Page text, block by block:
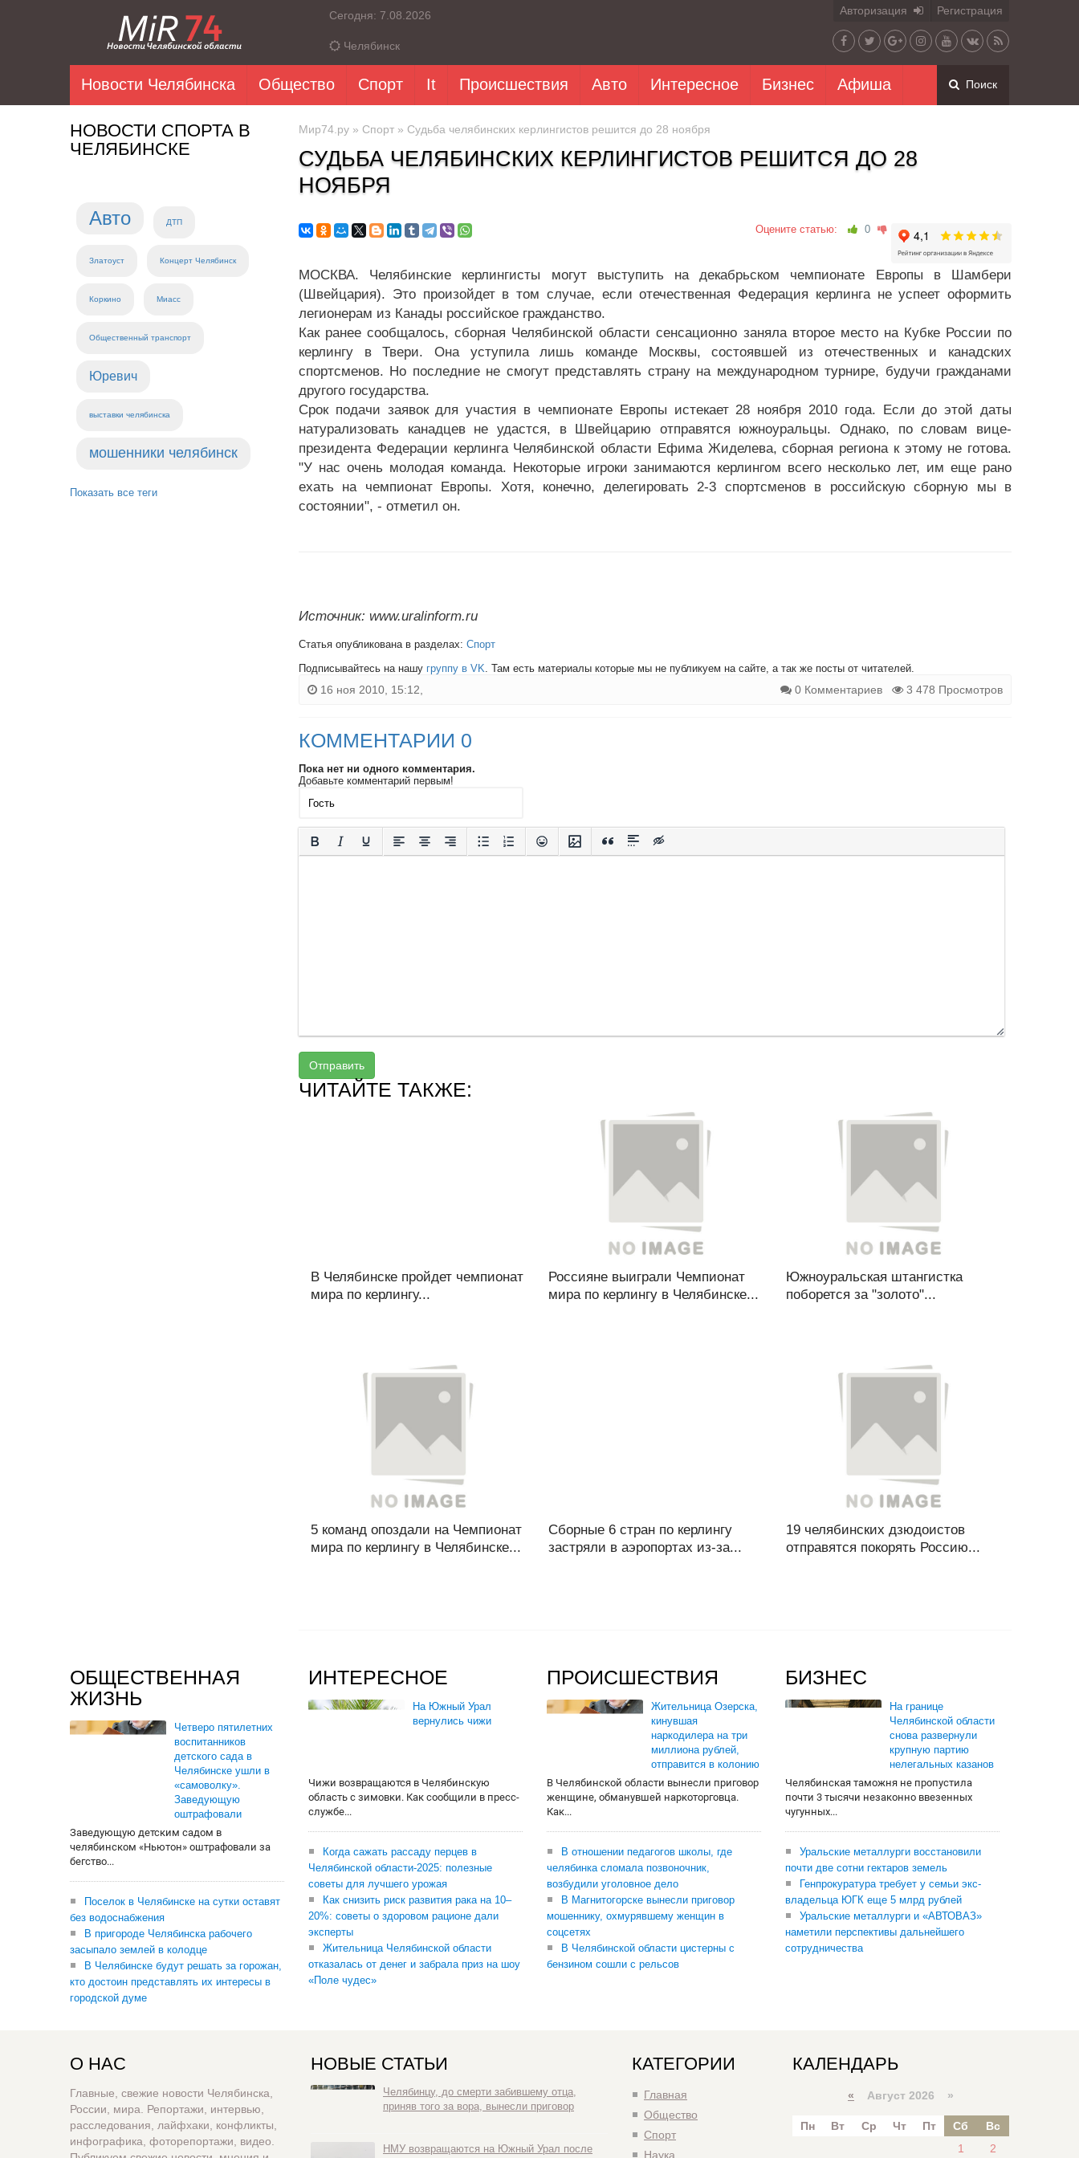
Сегодня: 7.08.2026
Челябинск
Авторизация Регистрация
Новости Челябинска Общество Спорт It Происшествия Авто Интересное Бизнес Афиша Поиск
НОВОСТИ СПОРТА В
ЧЕЛЯБИНСКЕ
Авто ДТП
Златоуст Концерт Челябинск
Коркино Миасс
Общественный транспорт
Юревич
выставки челябинска
мошенники челябинск
Показать все теги
Мир74.ру » Спорт » Судьба челябинских керлингистов решится до 28 ноября
СУДЬБА ЧЕЛЯБИНСКИХ КЕРЛИНГИСТОВ РЕШИТСЯ ДО 28
НОЯБРЯ
Оцените статью: 0
МОСКВА. Челябинские керлингисты могут выступить на декабрьском чемпионате Европы в Шамбери
(Швейцария). Это произойдет в том случае, если отечественная Федерация керлинга не успеет оформить
легионерам из Канады российское гражданство.
Как ранее сообщалось, сборная Челябинской области сенсационно заняла второе место на Кубке России по
керлингу в Твери. Она уступила лишь команде Москвы, состоявшей из отечественных и канадских
спортсменов. Но последние не смогут представлять страну на международном турнире, будучи гражданами
другого государства.
Срок подачи заявок для участия в чемпионате Европы истекает 28 ноября 2010 года. Если до этой даты
натурализовать канадцев не удастся, в Швейцарию отправятся южноуральцы. Однако, по словам вице-
президента Федерации керлинга Челябинской области Ефима Жиделева, сборная региона к этому не готова.
"У нас очень молодая команда. Некоторые игроки занимаются керлингом всего несколько лет, им еще рано
ехать на чемпионат Европы. Хотя, конечно, делегировать 2-3 спортсменов в российскую сборную мы в
состоянии", - отметил он.
Источник: www.uralinform.ru
Статья опубликована в разделах: Спорт
Подписывайтесь на нашу группу в VK. Там есть материалы которые мы не публикуем на сайте, а так же посты от читателей.
16 ноя 2010, 15:12, 0 Комментариев 3 478 Просмотров
КОММЕНТАРИИ 0
Пока нет ни одного комментария.
Добавьте комментарий первым!
Отправить
ЧИТАЙТЕ ТАКЖЕ:
В Челябинске пройдет чемпионат
мира по керлингу...
Россияне выиграли Чемпионат
мира по керлингу в Челябинске...
Южноуральская штангистка
поборется за "золото"...
5 команд опоздали на Чемпионат
мира по керлингу в Челябинске...
Сборные 6 стран по керлингу
застряли в аэропортах из-за...
19 челябинских дзюдоистов
отправятся покорять Россию...
ОБЩЕСТВЕННАЯ
ЖИЗНЬ
Четверо пятилетних
воспитанников
детского сада в
Челябинске ушли в
«самоволку».
Заведующую
оштрафовали
Заведующую детским садом в
челябинском «Ньютон» оштрафовали за
бегство...
Поселок в Челябинске на сутки оставят
без водоснабжения
В пригороде Челябинска рабочего
засыпало землей в колодце
В Челябинске будут решать за горожан,
кто достоин представлять их интересы в
городской думе
ИНТЕРЕСНОЕ
На Южный Урал
вернулись чижи
Чижи возвращаются в Челябинскую
область с зимовки. Как сообщили в пресс-
службе...
Когда сажать рассаду перцев в
Челябинской области-2025: полезные
советы для лучшего урожая
Как снизить риск развития рака на 10–
20%: советы о здоровом рационе дали
эксперты
Жительница Челябинской области
отказалась от денег и забрала приз на шоу
«Поле чудес»
ПРОИСШЕСТВИЯ
Жительница Озерска,
кинувшая
наркодилера на три
миллиона рублей,
отправится в колонию
В Челябинской области вынесли приговор
женщине, обманувшей наркоторговца.
Как...
В отношении педагогов школы, где
челябинка сломала позвоночник,
возбудили уголовное дело
В Магнитогорске вынесли приговор
мошеннику, охмурявшему женщин в
соцсетях
В Челябинской области цистерны с
бензином сошли с рельсов
БИЗНЕС
На границе
Челябинской области
снова развернули
крупную партию
нелегальных казанов
Челябинская таможня не пропустила
почти 3 тысячи незаконно ввезенных
чугунных...
Уральские металлурги восстановили
почти две сотни гектаров земель
Генпрокуратура требует у семьи экс-
владельца ЮГК еще 5 млрд рублей
Уральские металлурги и «АВТОВАЗ»
наметили перспективы дальнейшего
сотрудничества
О НАС
Главные, свежие новости Челябинска,
России, мира. Репортажи, интервью,
расследования, лайфхаки, конфликты,
инфографика, фоторепортажи, видео.
НОВЫЕ СТАТЬИ
Челябинцу, до смерти забившему отца,
приняв того за вора, вынесли приговор
НМУ возвращаются на Южный Урал после
КАТЕГОРИИ
Главная
Общество
Спорт
Наука
КАЛЕНДАРЬ
« Август 2026 »
Пн Вт Ср Чт Пт Сб
Вс
1
2